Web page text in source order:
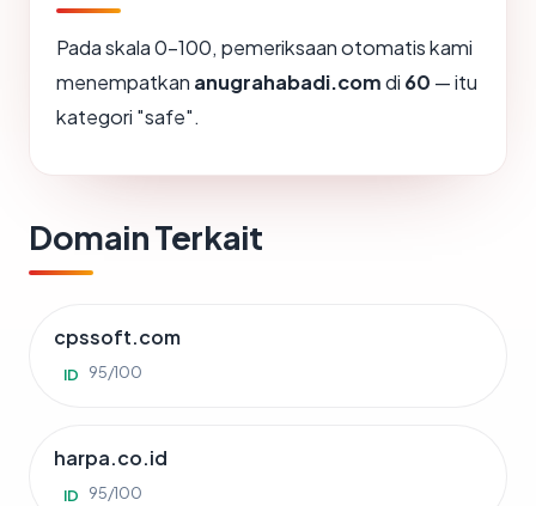
Pada skala 0-100, pemeriksaan otomatis kami
menempatkan anugrahabadi.comdi 60 — itu
kategori "safe".
Domain Terkait
cpssoft.com
ID 95/100
harpa.co.id
ID 95/100